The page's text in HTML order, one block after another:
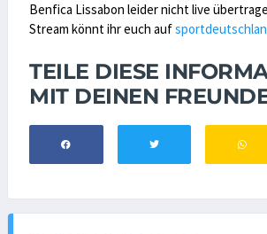
Benfica Lissabon leider nicht live
Stream könnt ihr euch auf
TEILE DIESE
MIT DEINEN